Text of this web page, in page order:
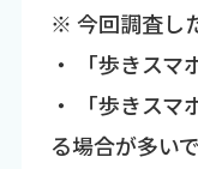
※ 今回調査し
・ 「歩きスマ
・ 「歩きス
る場合が多い